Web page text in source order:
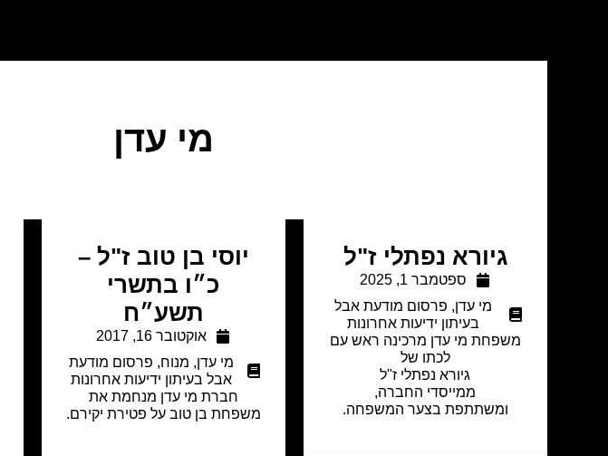
מי עדן
גיורא נפתלי ז"ל
ספטמבר 1, 2025
מי עדן, פרסום מודעת אבל
בעיתון ידיעות אחרונות
משפחת מי עדן מרכינה ראש עם
לכתו של
גיורא נפתלי ז"ל
ממייסדי החברה,
ומשתתפת בצער המשפחה.
יוסי בן טוב ז"ל –
כ״ו בתשרי
תשע״ח
אוקטובר 16, 2017
מי עדן, מנוח, פרסום מודעת
אבל בעיתון ידיעות אחרונות
חברת מי עדן מנחמת את
משפחת בן טוב על פטירת יקירם.